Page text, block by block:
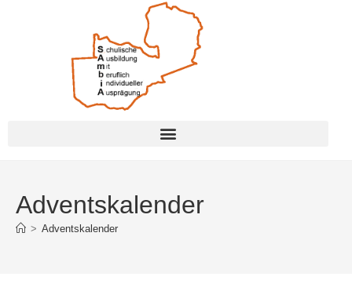
Adventskalender
> Adventskalender